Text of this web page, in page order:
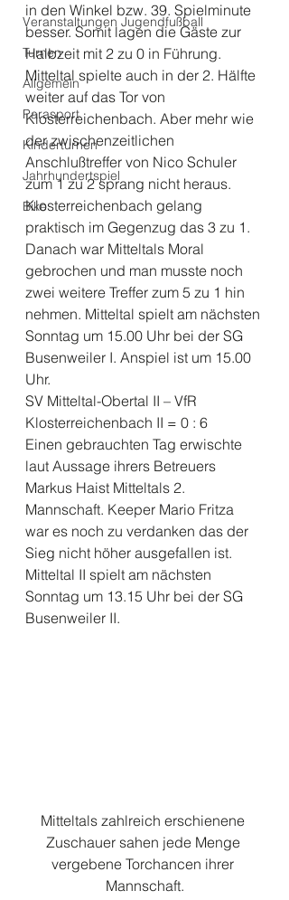
Veranstaltungen Jugendfußball
Turnen
Allgemein
Parasport
Kinderturnen
Jahrhundertspiel
Bike
in den Winkel bzw. 39. Spielminute
besser. Somit lagen die Gäste zur
Halbzeit mit 2 zu 0 in Führung.
Mitteltal spielte auch in der 2. Hälfte
weiter auf das Tor von
Klosterreichenbach. Aber mehr wie
der zwischenzeitlichen
Anschlußtreffer von Nico Schuler
zum 1 zu 2 sprang nicht heraus.
Klosterreichenbach gelang
praktisch im Gegenzug das 3 zu 1.
Danach war Mitteltals Moral
gebrochen und man musste noch
zwei weitere Treffer zum 5 zu 1 hin
nehmen. Mitteltal spielt am nächsten
Sonntag um 15.00 Uhr bei der SG
Busenweiler I. Anspiel ist um 15.00
Uhr.
SV Mitteltal-Obertal II – VfR
Klosterreichenbach II = 0 : 6
Einen gebrauchten Tag erwischte
laut Aussage ihrers Betreuers
Markus Haist Mitteltals 2.
Mannschaft. Keeper Mario Fritza
war es noch zu verdanken das der
Sieg nicht höher ausgefallen ist.
Mitteltal II spielt am nächsten
Sonntag um 13.15 Uhr bei der SG
Busenweiler II.
Mitteltals zahlreich erschienene
Zuschauer sahen jede Menge
vergebene Torchancen ihrer
Mannschaft.